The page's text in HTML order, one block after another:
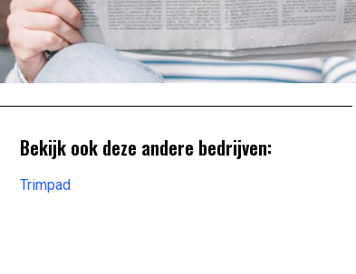
Bekijk ook deze andere bedrijven:
Trimpad